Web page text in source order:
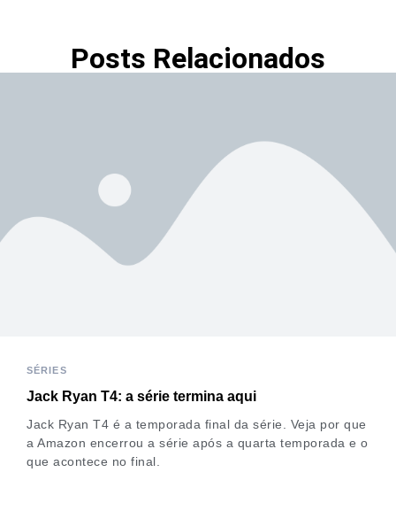
Posts Relacionados
SÉRIES
Jack Ryan T4: a série termina aqui
Jack Ryan T4 é a temporada final da série. Veja por que
a Amazon encerrou a série após a quarta temporada e o
que acontece no final.